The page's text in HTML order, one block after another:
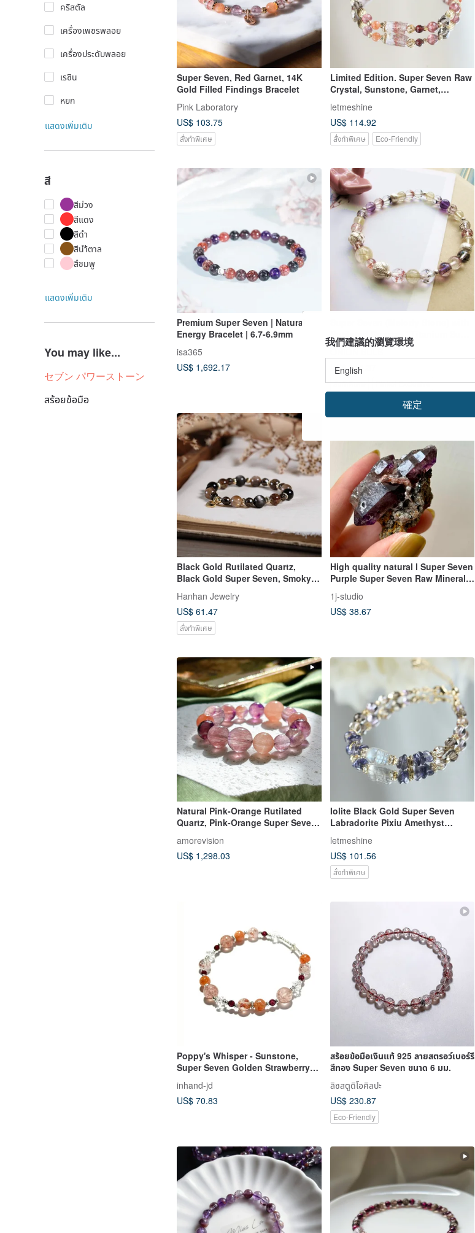
คริสตัล
เครื่องเพชรพลอย
เครื่องประดับพลอย
เรซิน
หยก
แสดงเพิ่มเติม
สี
สีม่วง
สีแดง
สีดำ
สีนำ้ตาล
สึชมพู
แสดงเพิ่มเติม
You may like...
セブン パワーストーン
สร้อยข้อมือ
Super Seven, Red Garnet, 14K
Gold Filled Findings Bracelet
Pink Laboratory
US$ 103.75
สั่งทำพิเศษ
Limited Edition. Super Seven Raw
Crystal, Sunstone, Garnet,
Strawberry Crystal Bracelet for
Wealth, Benefactors, and
Popularity
letmeshine
US$ 114.92
สั่งทำพิเศษ Eco-Friendly
Premium Super Seven | Natural
Energy Bracelet | 6.7-6.9mm
isa365
US$ 1,692.17
Rutilated Quartz - "Titanium Super
Seven" for Wealth Attraction,
Energy, Lotus Design - Ships as
Original Piece
ONION BULB
US$ 168.37
สั่งทำพิเศษ Pinkoi Exclusive
Black Gold Rutilated Quartz,
Black Gold Super Seven, Smoky
Quartz, Double Eye Silver
Obsidian Bracelet, Natural Mineral
Crystal
Hanhan Jewelry
US$ 61.47
สั่งทำพิเศษ
High quality natural l Super Seven
Purple Super Seven Raw Mineral
Crystal Ore Zimbabwe No
Optimization No Dyeing
1j-studio
US$ 38.67
Natural Pink-Orange Rutilated
Quartz, Pink-Orange Super Seven,
Super Seven
amorevision
US$ 1,298.03
Iolite Black Gold Super Seven
Labradorite Pixiu Amethyst
Irregular Natural Crystal Bracelet |
Attract Wealth
letmeshine
US$ 101.56
สั่งทำพิเศษ
Poppy's Whisper - Sunstone,
Super Seven Golden Strawberry
Design Bracelet
inhand-jd
US$ 70.83
สร้อยข้อมือเงินแท้ 925 ลายสตรอว์เบอร์รี
สีทอง Super Seven ขนาด 6 มม.
ลิซสตูดิโอศิลปะ
US$ 230.87
Eco-Friendly
我們建議的瀏覽環境
確定